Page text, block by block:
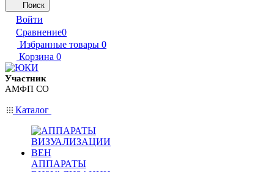
Поиск
Войти
Сравнение0
Избранные товары 0
Корзина 0
Участник
АМФП СО
Каталог
АППАРАТЫ